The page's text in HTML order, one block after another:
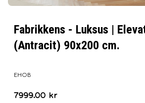
Fabrikkens - Luksus |
(Antracit) 90x200 cm.
EHOB
7999.00 kr